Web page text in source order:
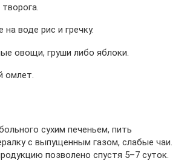
на воде рис и гречку.
овощи, груши либо яблоки.
омлет.
сухим печеньем, пить
с выпущенным газом, слабые чаи.
позволено спустя 5–7 суток.